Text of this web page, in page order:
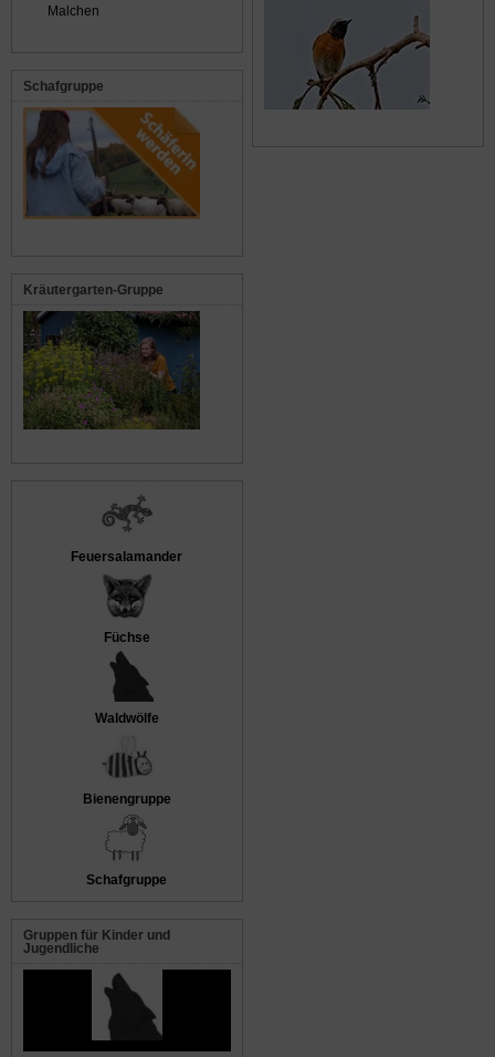
Malchen
Schafgruppe
Kräutergarten-Gruppe
Feuersalamander
Füchse
Waldwölfe
Bienengruppe
Schafgruppe
Gruppen für Kinder und
Jugendliche